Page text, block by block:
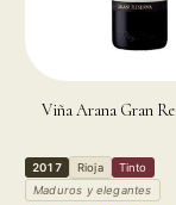
Viña Arana Gran
2017 Rioja
Tinto
Maduros y elegantes